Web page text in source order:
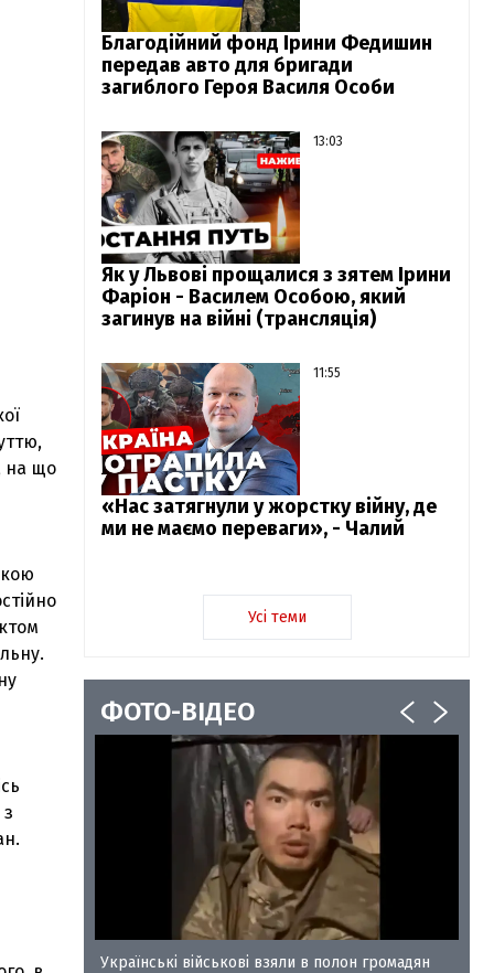
на що
Благодійний фонд Ірини Федишин
передав авто для бригади
загиблого Героя Василя Особи
13:03
Як у Львові прощалися з зятем Ірини
Фаріон - Василем Особою, який
загинув на війні (трансляція)
11:55
«Нас затягнули у жорстку війну, де
ми не маємо переваги», - Чалий
Усі теми
ФОТО-ВІДЕО
35
Українські військові взяли в полон громадян